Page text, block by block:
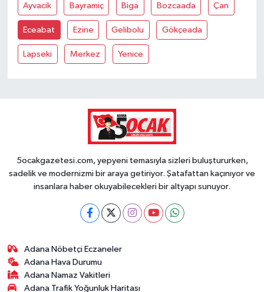
Ayvacik Bayramiç Biga Bozcaada Çan
Eceabat Ezine Gelibolu Gökçeada
Lapseki Merkez Yenice
5ocakgazetesi.com, yepyeni temasıyla sizleri buluştururken,
sadelik ve modernizmi bir araya getiriyor. Şatafattan kaçınıyor ve
insanlara haber okuyabilecekleri bir altyapı sunuyor.
Adana Nöbetçi Eczaneler
Adana Hava Durumu
Adana Namaz Vakitleri
Adana Trafik Yoğunluk Haritası